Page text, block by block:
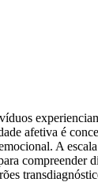
afetiva é
A
compreender